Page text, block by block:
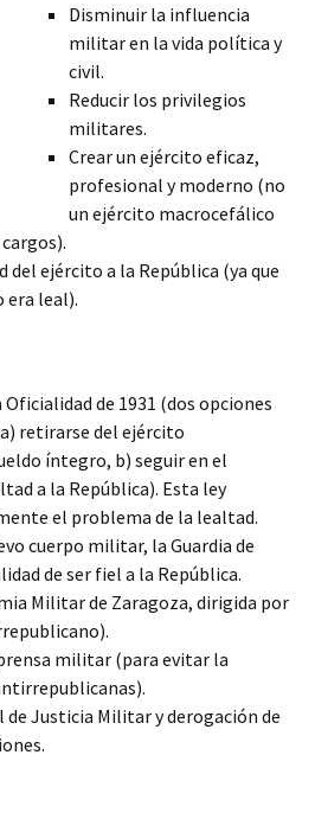
Disminuir la influencia
militar en la vida política y
civil.
Reducir los privilegios
militares.
Crear un ejército eficaz,
profesional y moderno (no
un ejército macrocefálico
del ejército a la República (ya que
era leal).
Oficialidad de 1931 (dos opciones
retirarse del ejército
íntegro, b) seguir en el
a la República). Esta ley
el problema de la lealtad.
cuerpo militar, la Guardia de
de ser fiel a la República.
Militar de Zaragoza, dirigida por
militar (para evitar la
de Justicia Militar y derogación de